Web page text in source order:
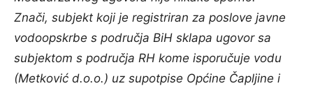
Znači, subjekt koji je registriran za poslove javne
vodoopskrbe s područja BiH sklapa ugovor sa
subjektom s područja RH kome isporučuje vodu
(Metković d.o.o.) uz supotpise Općine Čapljine i